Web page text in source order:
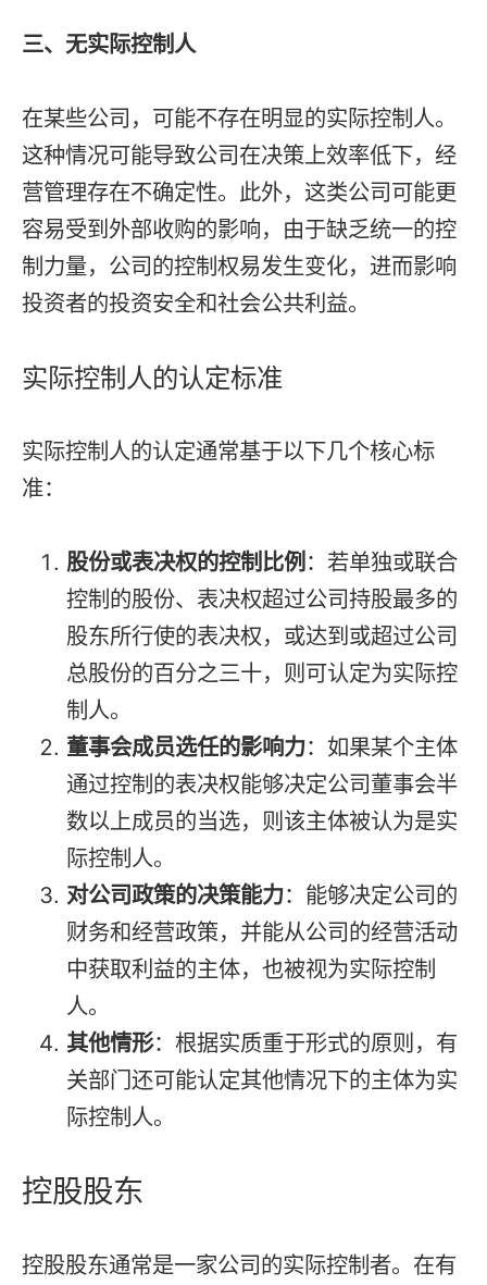
三、无实际控制人
在某些公司，可能不存在明显的实际控制人。
这种情况可能导致公司在决策上效率低下，经
营管理存在不确定性。此外，这类公司可能更
容易受到外部收购的影响，由于缺乏统一的控
制力量，公司的控制权易发生变化，进而影响
投资者的投资安全和社会公共利益。
实际控制人的认定标准
实际控制人的认定通常基于以下几个核心标
准：
股份或表决权的控制比例 ：若单独或联合
控制的股份、表决权超过公司持股最多的
股东所行使的表决权，或达到或超过公司
总股份的百分之三十，则可认定为实际控
制人。
董事会成员选任的影响力：如果某个主体
通过控制的表决权能够决定公司董事会半
数以上成员的当选，则该主体被认为是实
际控制人。
对公司政策的决策能力：能够决定公司的
财务和经营政策，并能从公司的经营活动
中获取利益的主体，也被视为实际控制
人。
其他情形：根据实质重于形式的原则，有
关部门还可能认定其他情况下的主体为实
际控制人。
控股股东
控股股东通常是一家公司的实际控制者。在有